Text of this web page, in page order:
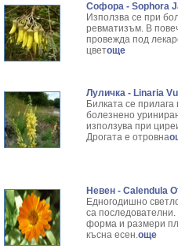
Софора - Sophora
Използва се при
ревматизъм. В
провежда под
цветоще
Луличка - Linaria
Билката се
болезнено
използува при
Дрогата е отровна
Невен - Calendula
Едногодишно
са
форма и размери
късна есен.още